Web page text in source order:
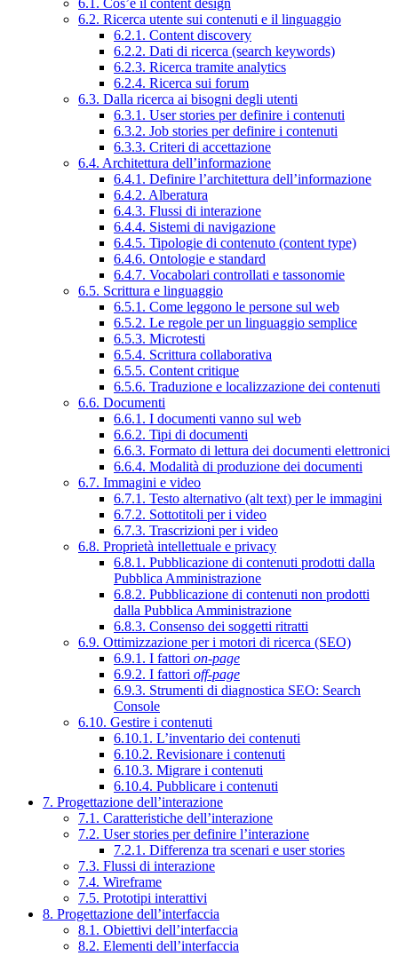
6.2. Ricerca utente sui contenuti e il linguaggio
6.2.1. Content discovery
6.2.2. Dati di ricerca (search keywords)
6.2.3. Ricerca tramite analytics
6.2.4. Ricerca sui forum
6.3. Dalla ricerca ai bisogni degli utenti
6.3.1. User stories per definire i contenuti
6.3.2. Job stories per definire i contenuti
6.3.3. Criteri di accettazione
6.4. Architettura dell’informazione
6.4.1. Definire l’architettura dell’informazione
6.4.2. Alberatura
6.4.3. Flussi di interazione
6.4.4. Sistemi di navigazione
6.4.5. Tipologie di contenuto (content type)
6.4.6. Ontologie e standard
6.4.7. Vocabolari controllati e tassonomie
6.5. Scrittura e linguaggio
6.5.1. Come leggono le persone sul web
6.5.2. Le regole per un linguaggio semplice
6.5.3. Microtesti
6.5.4. Scrittura collaborativa
6.5.5. Content critique
6.5.6. Traduzione e localizzazione dei contenuti
6.6. Documenti
6.6.1. I documenti vanno sul web
6.6.2. Tipi di documenti
6.6.3. Formato di lettura dei documenti elettronici
6.6.4. Modalità di produzione dei documenti
6.7. Immagini e video
6.7.1. Testo alternativo (alt text) per le immagini
6.7.2. Sottotitoli per i video
6.7.3. Trascrizioni per i video
6.8. Proprietà intellettuale e privacy
6.8.1. Pubblicazione di contenuti prodotti dalla
Pubblica Amministrazione
6.8.2. Pubblicazione di contenuti non prodotti
dalla Pubblica Amministrazione
6.8.3. Consenso dei soggetti ritratti
6.9. Ottimizzazione per i motori di ricerca (SEO)
6.9.1. I fattori on-page
6.9.2. I fattori off-page
6.9.3. Strumenti di diagnostica SEO: Search
Console
6.10. Gestire i contenuti
6.10.1. L’inventario dei contenuti
6.10.2. Revisionare i contenuti
6.10.3. Migrare i contenuti
6.10.4. Pubblicare i contenuti
7. Progettazione dell’interazione
7.1. Caratteristiche dell’interazione
7.2. User stories per definire l’interazione
7.2.1. Differenza tra scenari e user stories
7.3. Flussi di interazione
7.4. Wireframe
7.5. Prototipi interattivi
8. Progettazione dell’interfaccia
8.1. Obiettivi dell’interfaccia
8.2. Elementi dell’interfaccia